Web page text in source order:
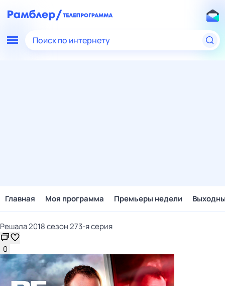
Поиск по интернету
Главная Моя программа Премьеры недели
Решала 2018 сезон 273-я серия
0